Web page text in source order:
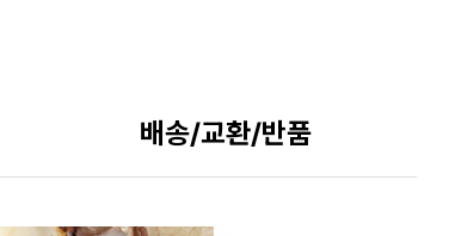
배송/교환/반품